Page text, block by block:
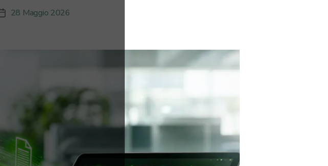
Data28 Maggio 2026